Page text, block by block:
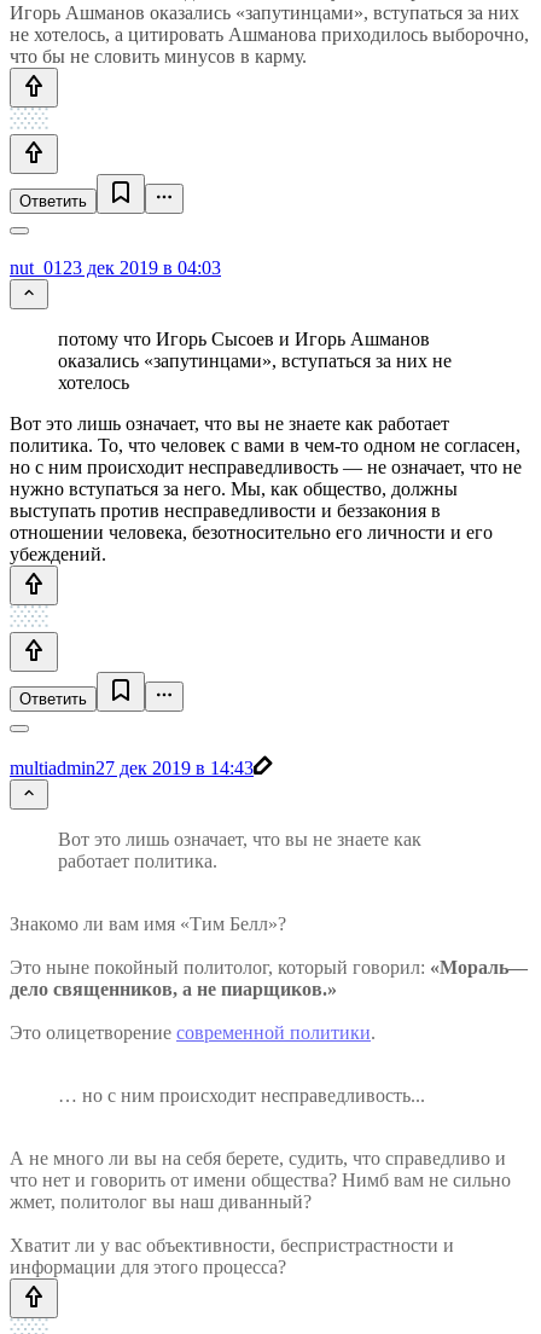
Игорь Ашманов оказались «запутинцами», вступаться за них
не хотелось, а цитировать Ашманова приходилось выборочно,
что бы не словить минусов в карму.
Ответить
nut_01 23 дек 2019 в 04:03
потому что Игорь Сысоев и Игорь Ашманов
оказались «запутинцами», вступаться за них не
хотелось
Вот это лишь означает, что вы не знаете как работает
политика. То, что человек с вами в чем-то одном не согласен,
но с ним происходит несправедливость — не означает, что не
нужно вступаться за него. Мы, как общество, должны
выступать против несправедливости и беззакония в
отношении человека, безотносительно его личности и его
убеждений.
Ответить
multiadmin27 дек 2019 в 14:43
Вот это лишь означает, что вы не знаете как
работает политика.
Знакомо ли вам имя «Тим Белл»?
Это ныне покойный политолог, который говорил: «Мораль—
дело священников, а не пиарщиков.»
Это олицетворение современной политики.
… но с ним происходит несправедливость...
А не много ли вы на себя берете, судить, что справедливо и
что нет и говорить от имени общества? Нимб вам не сильно
жмет, политолог вы наш диванный?
Хватит ли у вас объективности, беспристрастности и
информации для этого процесса?